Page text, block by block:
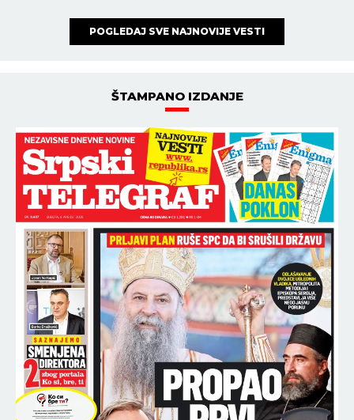
POGLEDAJ SVE NAJNOVIJE VESTI
ŠTAMPANO IZDANJE